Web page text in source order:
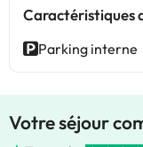
Caractéristiques
Parking interne
Votre séjour